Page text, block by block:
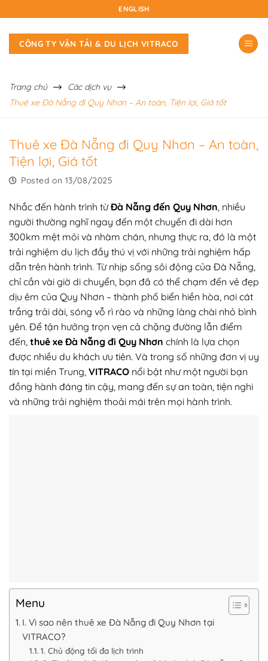
content
ENGLISH
CÔNG TY VẬN TẢI & DU LỊCH VITRACO
Trang chủ
Các dịch vụ
Thuê xe Đà Nẵng đi Quy Nhơn – An toàn, Tiện lợi, Giá tốt
Thuê xe Đà Nẵng đi Quy Nhơn – An toàn,
Tiện lợi, Giá tốt
Posted on 13/08/2025
Nhắc đến hành trình từĐà Nẵng đến Quy Nhơn, nhiều
người thường nghĩ ngay đến một chuyến đi dài hơn
300km mệt mỏi và nhàm chán, nhưng thực ra, đó là một
trải nghiệm du lịch đầy thú vị với những trải nghiệm hấp
dẫn trên hành trình. Từ nhịp sống sôi động của Đà Nẵng,
chỉ cần vài giờ di chuyển, bạn đã có thể chạm đến vẻ đẹp
dịu êm của Quy Nhơn – thành phố biển hiền hòa, nơi cát
trắng trải dài, sóng vỗ rì rào và những làng chài nhỏ bình
yên. Để tận hưởng trọn vẹn cả chặng đường lẫn điểm
đến, thuê xe Đà Nẵng đi Quy Nhơn chính là lựa chọn
được nhiều du khách ưu tiên. Và trong số những đơn vị uy
tín tại miền Trung, VITRACO nổi bật như một người bạn
đồng hành đáng tin cậy, mang đến sự an toàn, tiện nghi
và những trải nghiệm thoải mái trên mọi hành trình.
Menu
I. Vì sao nên thuê xe Đà Nẵng đi Quy Nhơn tại
VITRACO?
1. Chủ động tối đa lịch trình